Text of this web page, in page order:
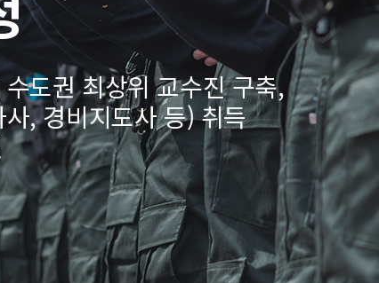
도권 최상위 교수진 구축,
, 경비지도사 등) 취득